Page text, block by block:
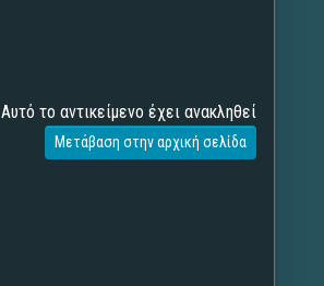
Αυτό το αντικείμενο έχει ανακληθεί
Μετάβαση στην αρχική σελίδα